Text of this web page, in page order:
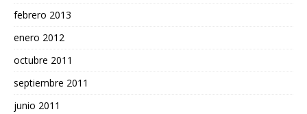
febrero 2013
enero 2012
octubre 2011
septiembre 2011
junio 2011